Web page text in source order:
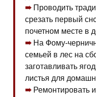
Проводить
срезать первый
почетном месте в
На Фому-
семьей в лес на
заготавливать
листья для
Ремонтировать